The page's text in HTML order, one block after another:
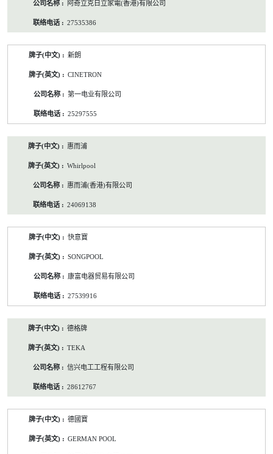
阿奇立克日立家電(香港)有限公司
27535386
新朗
CINETRON
第一电业有限公司
25297555
惠而浦
Whirlpool
惠而浦(香港)有限公司
24069138
快意寶
SONGPOOL
康富电器贸易有限公司
27539916
德格牌
TEKA
信兴电工工程有限公司
28612767
德國寶
GERMAN POOL